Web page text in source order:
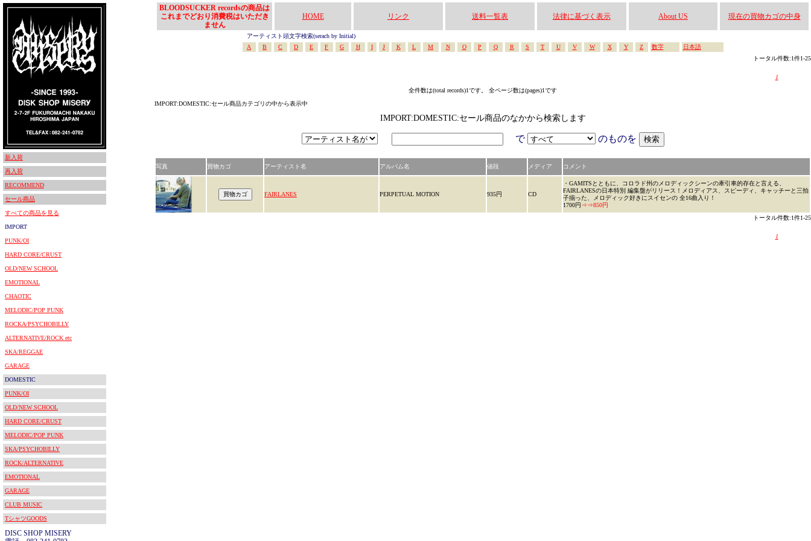
新入荷
再入荷
RECOMMEND
セール商品
すべての商品を見る
IMPORT
PUNK/OI
HARD CORE/CRUST
OLD/NEW SCHOOL
EMOTIONAL
CHAOTIC
MELODIC/POP PUNK
ROCKA/PSYCHOBILLY
ALTERNATIVE/ROCK etc
SKA/REGGAE
GARAGE
DOMESTIC
PUNK/OI
OLD/NEW SCHOOL
HARD CORE/CRUST
MELODIC/POP PUNK
SKA/PSYCHOBILLY
ROCK/ALTERNATIVE
EMOTIONAL
GARAGE
CLUB MUSIC
TシャツGOODS
DISC SHOP MISERY
BLOODSUCKER recordsの商品は
これまでどおり消費税はいただき
ません
HOME リンク 送料一覧表 法律に基づく表示 About US 現在の買物カゴの中身
アーティスト頭文字検索(serach by Initial)
A
B C D E F G H I J K L M N O P Q R S T U V W X Y Z 数字
日本語
トータル件数:1件1-25
1
全件数は(total records)1です。 全ページ数は(pages)1です
IMPORT:DOMESTIC:セール商品カテゴリの中から表示中
IMPORT:DOMESTIC:セール商品のなかから検索します
で のものを
写真 買物カゴ アーティスト名 アルバム名 値段 メディア コメント
FAIRLANES PERPETUAL MOTION 935円 CD
・GAMITSとともに、コロラド州のメロディックシーンの牽引車的存在と言える、
FAIRLANESの日本特別 編集盤がリリース！メロディアス、スピーディ、キャッチーと三拍
子揃った、メロディック好きにスイセンの 全16曲入り！
1700円⇒⇒850円
トータル件数:1件1-25
1